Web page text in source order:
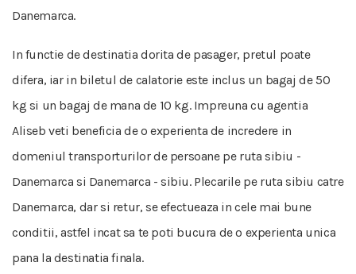
Danemarca.
In functie de destinatia dorita de pasager, pretul poate
difera, iar in biletul de calatorie este inclus un bagaj de 50
kg si un bagaj de mana de 10 kg. Impreuna cu agentia
Aliseb veti beneficia de o experienta de incredere in
domeniul transporturilor de persoane pe ruta sibiu -
Danemarca si Danemarca - sibiu. Plecarile pe ruta sibiu catre
Danemarca, dar si retur, se efectueaza in cele mai bune
conditii, astfel incat sa te poti bucura de o experienta unica
pana la destinatia finala.